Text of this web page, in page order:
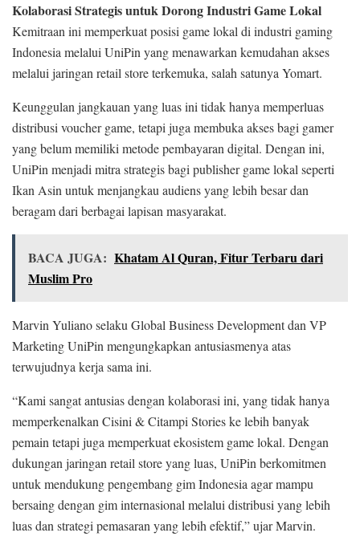
Kolaborasi Strategis untuk Dorong Industri Game Lokal
Kemitraan ini memperkuat posisi game lokal di industri gaming
Indonesia melalui UniPin yang menawarkan kemudahan akses
melalui jaringan retail store terkemuka, salah satunya Yomart.
Keunggulan jangkauan yang luas ini tidak hanya memperluas
distribusi voucher game, tetapi juga membuka akses bagi gamer
yang belum memiliki metode pembayaran digital. Dengan ini,
UniPin menjadi mitra strategis bagi publisher game lokal seperti
Ikan Asin untuk menjangkau audiens yang lebih besar dan
beragam dari berbagai lapisan masyarakat.
BACA JUGA: Khatam Al Quran, Fitur Terbaru dari
Muslim Pro
Marvin Yuliano selaku Global Business Development dan VP
Marketing UniPin mengungkapkan antusiasmenya atas
terwujudnya kerja sama ini.
“Kami sangat antusias dengan kolaborasi ini, yang tidak hanya
memperkenalkan Cisini & Citampi Stories ke lebih banyak
pemain tetapi juga memperkuat ekosistem game lokal. Dengan
dukungan jaringan retail store yang luas, UniPin berkomitmen
untuk mendukung pengembang gim Indonesia agar mampu
bersaing dengan gim internasional melalui distribusi yang lebih
luas dan strategi pemasaran yang lebih efektif,” ujar Marvin.